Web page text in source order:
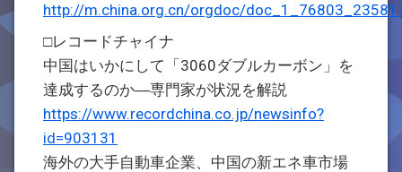
http://m.china.org.cn/orgdoc/
□レコードチャイナ
中国はいかにして「3060ダブルカーボン」を
達成するのか―専門家が状況を解説
https://www.recordchina.co.jp/newsinfo?
id=903131
海外の大手自動車企業、中国の新エネ車市場